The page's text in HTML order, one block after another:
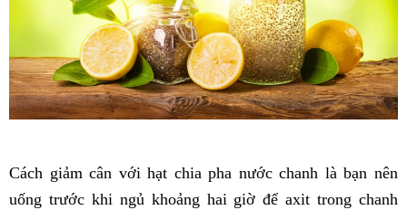
Cách giảm cân với hạt chia pha nước chanh là bạn nên
uống trước khi ngủ khoảng hai giờ để axit trong chanh